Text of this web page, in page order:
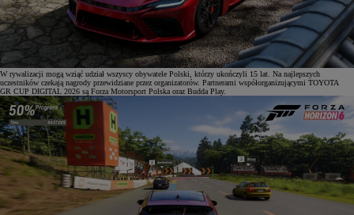
W rywalizacji mogą wziąć udział wszyscy obywatele Polski, którzy ukończyli 15 lat. Na najlepszych
uczestników czekają nagrody przewidziane przez organizatorów. Partnerami współorganizującymi TOYOTA
GR CUP DIGITAL 2026 są Forza Motorsport Polska oraz Budda Play.